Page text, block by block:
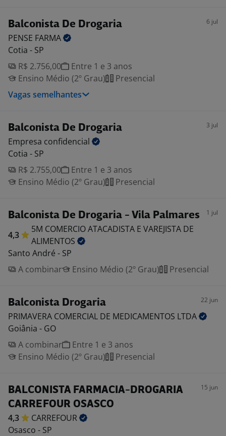
Balconista De Drogaria 6 jul
PENSE FARMA
Cotia - SP
R$ 2.756,00
Entre 1 e 3 anos
Ensino Médio (2º Grau)
Presencial
Vagas semelhantes
Balconista De Drogaria 3 jul
Empresa confidencial
Cotia - SP
R$ 2.755,00
Entre 1 e 3 anos
Ensino Médio (2º Grau)
Presencial
Balconista De Drogaria - Vila Palmares 1 jul
4,3
5M COMERCIO ATACADISTA E VAREJISTA DE
ALIMENTOS
Santo André - SP
A combinar
Ensino Médio (2º Grau) Presencial
Balconista Drogaria 22 jun
PRIMAVERA COMERCIAL DE MEDICAMENTOS LTDA
Goiânia - GO
A combinar
Entre 1 e 3 anos
Ensino Médio (2º Grau)
Presencial
BALCONISTA FARMACIA-DROGARIA
CARREFOUR OSASCO
15 jun
4,3
CARREFOUR
Osasco - SP